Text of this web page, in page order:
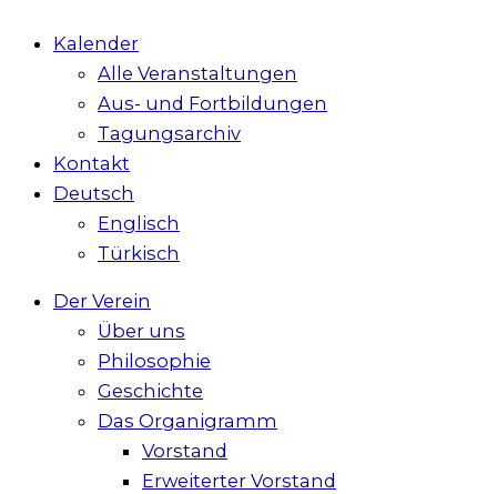
Kalender
Alle Veranstaltungen
Aus- und Fortbildungen
Tagungsarchiv
Kontakt
Deutsch
Englisch
Türkisch
Der Verein
Über uns
Philosophie
Geschichte
Das Organigramm
Vorstand
Erweiterter Vorstand